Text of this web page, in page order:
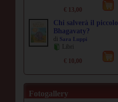
€ 13,00
Chi salverà il piccolo
Bhagavaty?
di Sara Luppi
Libri
€ 10,00
Fotogallery